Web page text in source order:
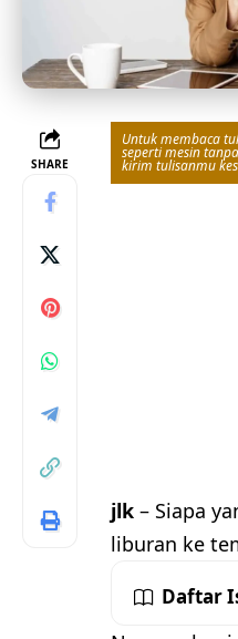
SHARE
Untuk membaca
seperti mesin
kirim tulisanmu
jlk – Siapa
liburan ke
Daftar